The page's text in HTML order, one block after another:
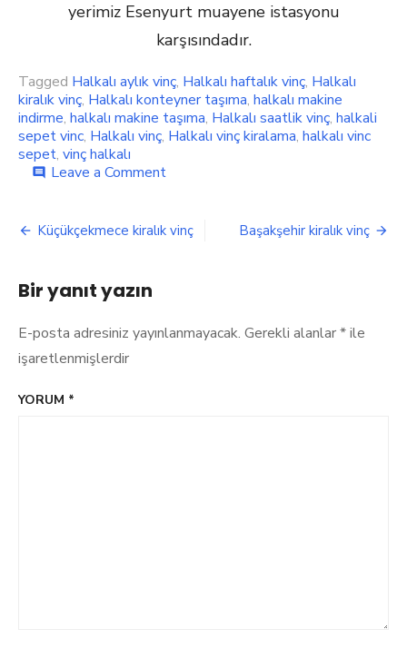
yerimiz Esenyurt muayene istasyonu
karşısındadır.
Tagged Halkalı aylık vinç, Halkalı haftalık vinç, Halkalı
kiralık vinç, Halkalı konteyner taşıma, halkalı makine
indirme, halkalı makine taşıma, Halkalı saatlik vinç, halkali
sepet vinc, Halkalı vinç, Halkalı vinç kiralama, halkalı vinc
sepet, vinç halkalı
comment Leave a Commenton
vinç
Yazı
Küçükçekmece kiralık vinç Başakşehir kiralık vinç
Bir yanıt yazın
E-posta adresiniz yayınlanmayacak. Gerekli alanlar*ile
işaretlenmişlerdir
YORUM *